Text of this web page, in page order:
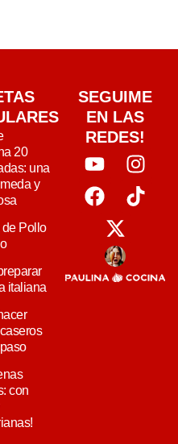
20
una
y
de Pollo
italiana
con
SEGUIME
EN LAS
REDES!